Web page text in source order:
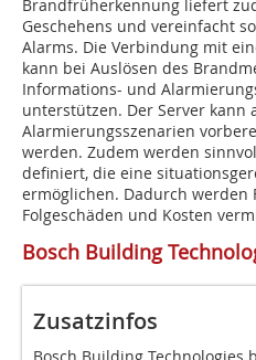
Brandfrüherkennung liefert
Geschehens und vereinfacht
Alarms. Die Verbindung mit
kann bei Auslösen des
Informations- und
unterstützen. Der Server kann
Alarmierungsszenarien
werden. Zudem werden
definiert, die eine
ermöglichen. Dadurch werden
Folgeschäden und Kosten
Bosch Building
Zusatzinfos